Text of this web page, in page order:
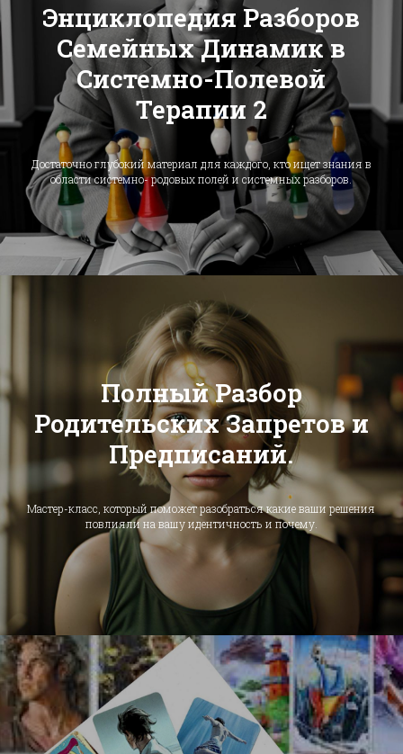
Энциклопедия Разборов
Семейных Динамик в
Системно-Полевой
Терапии 2
Достаточно глубокий материал для каждого, кто ищет знания в
области системно- родовых полей и системных разборов.
Полный Разбор
Родительских Запретов и
Предписаний.
Мастер-класс, который поможет разобраться какие ваши решения
повлияли на вашу идентичность и почему.